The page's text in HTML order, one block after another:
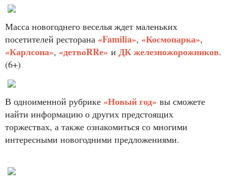
Масса новогоднего веселья ждет маленьких
посетителей ресторана «Familia», «Космопарка»,
«Карлсона», «детвоRRе» и ДК железножорожников.
(6+)
В одноименной рубрике «Новый год» вы сможете
найти информацию о других предстоящих
торжествах, а также ознакомиться со многими
интересными новогодними предложениями.